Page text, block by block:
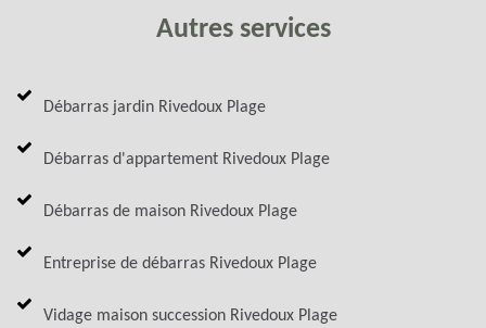
Autres services
Débarras jardin Rivedoux Plage
Débarras d'appartement Rivedoux Plage
Débarras de maison Rivedoux Plage
Entreprise de débarras Rivedoux Plage
Vidage maison succession Rivedoux Plage